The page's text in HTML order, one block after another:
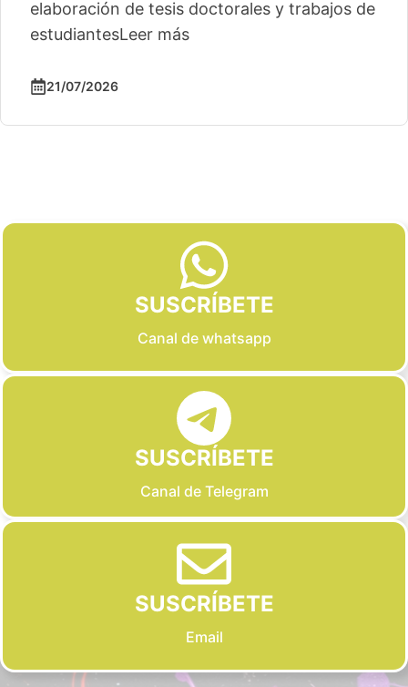
elaboración de tesis doctorales y trabajos de
estudiantesLeer más
21/07/2026
SUSCRÍBETE
Canal de whatsapp
SUSCRÍBETE
Canal de Telegram
SUSCRÍBETE
Email